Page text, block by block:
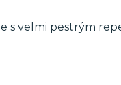
velmi pestrým